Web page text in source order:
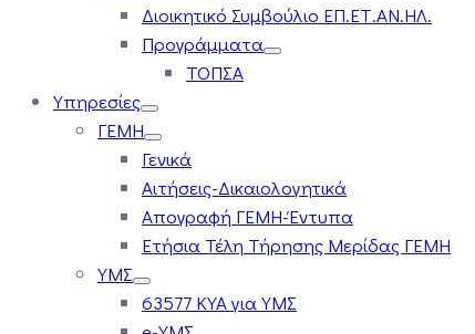
Διοικητικό Συμβούλιο ΕΠ.ΕΤ.ΑΝ.ΗΛ.
Προγράμματα
ΤΟΠΣΑ
Υπηρεσίες
ΓΕΜΗ
Γενικά
Αιτήσεις-Δικαιολογητικά
Απογραφή ΓΕΜΗ-Έντυπα
Ετήσια Τέλη Τήρησης Μερίδας ΓΕΜΗ
ΥΜΣ
63577 ΚΥΑ για ΥΜΣ